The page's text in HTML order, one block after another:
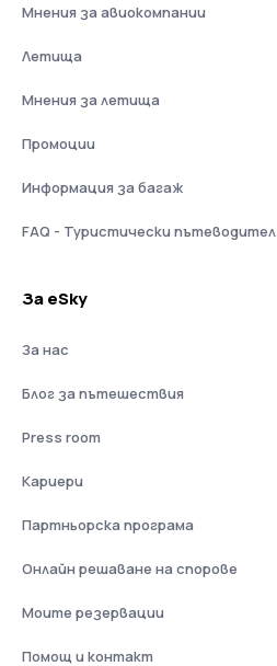
Мнения за авиокомпании
Летища
Мнения за летища
Промоции
Информация за багаж
FAQ - Туристически пътеводител
За eSky
За нас
Блог за пътешествия
Press room
Кариери
Партньорска програма
Онлайн решаване на спорове
Моите резервации
Помощ и контакт